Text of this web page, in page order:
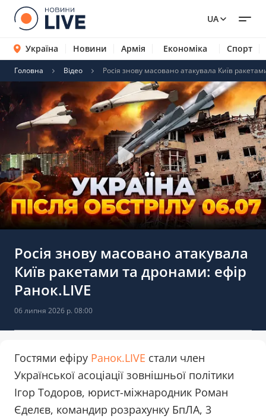
UA
Україна Новини Армія Економіка Спорт
Головна Відео Росія знову масовано атакувала Київ
Росія знову масовано атакувала
Київ ракетами та дронами: ефір
Ранок.LIVE
06 липня 2026 р. 08:00
Гостями ефіру Ранок.LIVE стали член
Української асоціації зовнішньої політики
Ігор Тодоров, юрист-міжнародник Роман
Єделєв, командир розрахунку БпЛА, 3